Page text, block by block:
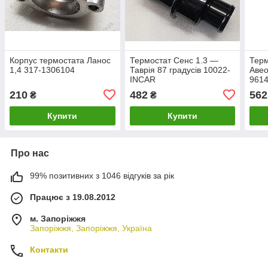
Корпус термостата Ланос
1,4 317-1306104
210 ₴
Купити
Термостат Сенс 1.3 —
Таврія 87 градусів 10022-
INCAR
482₴
Купити
562
Про нас
99% позитивних з 1046 відгуків за рік
Працює з 19.08.2012
м. Запоріжжя
Запоріжжя, Запоріжжя, Україна
Контакти